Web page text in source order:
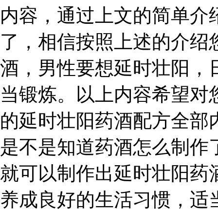
内容，通过上文的简单
了，相信按照上述的介
酒，男性要想延时壮阳，
当锻炼。以上内容希望
的延时壮阳药酒配方全
是不是知道药酒怎么制
就可以制作出延时壮阳药
养成良好的生活习惯，